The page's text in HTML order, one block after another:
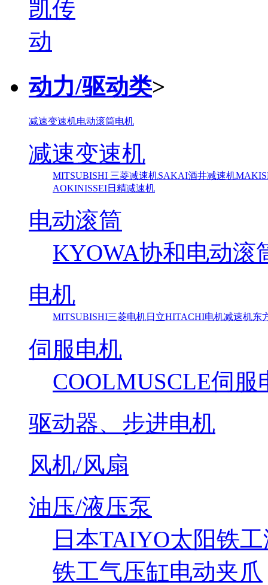
动力/驱动类>
减速变速机电动滚筒电机
减速变速机
MITSUBISHI 三菱减速机SAKAI酒井减速机
AOKINISSEI日精减速机
电动滚筒
KYOWA协和电动滚
电机
MITSUBISHI三菱电机日立HITACHI电机减速机东
伺服电机
COOLMUSCLE伺服
驱动器、步进电机
风机/风扇
油压/液压泵
日本TAIYO太阳铁
铁工气压缸电动夹爪